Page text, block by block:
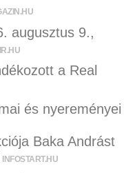
augusztus 9.,
a Real
és nyereményei
Baka Andrást
INFOSTART.HU